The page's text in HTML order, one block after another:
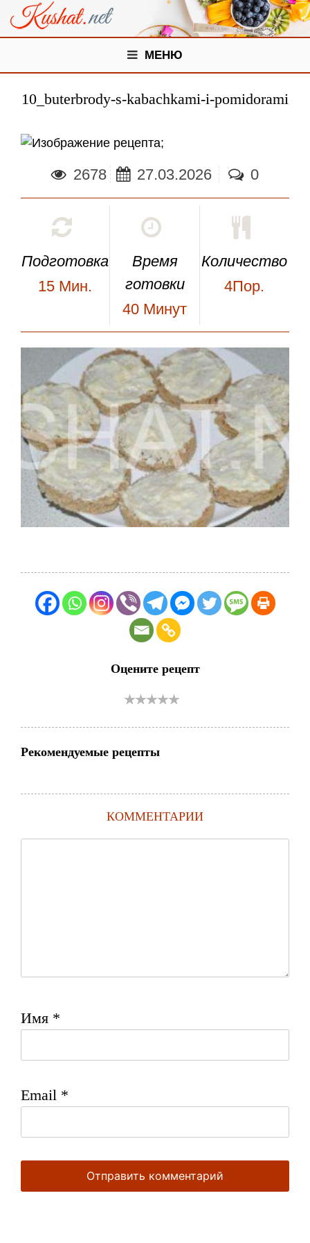
МЕНЮ
10_buterbrody-s-kabachkami-i-pomidorami
;
2678 27.03.2026 0
Подготовка
15 Мин.
Время
готовки
40 Минут
Количество
4Пор.
Оцените рецепт
Рекомендуемые рецепты
КОММЕНТАРИИ
Имя *
Email *